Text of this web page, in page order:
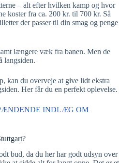
– alt efter hvilken kamp og hvor
koster fra ca. 200 kr. til 700 kr. Så
der passer til din smag og penge
længere væk fra banen. Men de
langsiden.
kan du overveje at give lidt ekstra
Her får du en perfekt oplevelse.
INDLÆG OM
bud, da du her har godt udsyn over